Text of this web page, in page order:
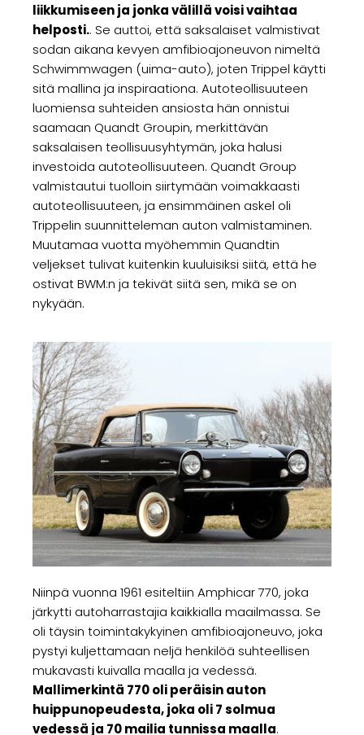
liikkumiseen ja jonka välillä voisi vaihtaa
helposti.. Se auttoi, että saksalaiset valmistivat
sodan aikana kevyen amfibioajoneuvon nimeltä
Schwimmwagen (uima-auto), joten Trippel käytti
sitä mallina ja inspiraationa. Autoteollisuuteen
luomiensa suhteiden ansiosta hän onnistui
saamaan Quandt Groupin, merkittävän
saksalaisen teollisuusyhtymän, joka halusi
investoida autoteollisuuteen. Quandt Group
valmistautui tuolloin siirtymään voimakkaasti
autoteollisuuteen, ja ensimmäinen askel oli
Trippelin suunnitteleman auton valmistaminen.
Muutamaa vuotta myöhemmin Quandtin
veljekset tulivat kuitenkin kuuluisiksi siitä, että he
ostivat BWM:n ja tekivät siitä sen, mikä se on
nykyään.
Niinpä vuonna 1961 esiteltiin Amphicar 770, joka
järkytti autoharrastajia kaikkialla maailmassa. Se
oli täysin toimintakykyinen amfibioajoneuvo, joka
pystyi kuljettamaan neljä henkilöä suhteellisen
mukavasti kuivalla maalla ja vedessä.
Mallimerkintä 770 oli peräisin auton
huippunopeudesta, joka oli 7 solmua
vedessä ja 70 mailia tunnissa maalla.